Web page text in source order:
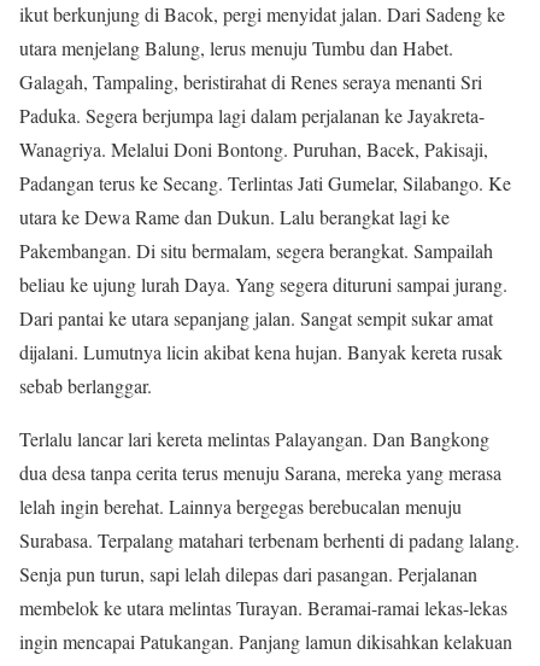
ikut berkunjung di Bacok, pergi menyidat jalan. Dari Sadeng ke
utara menjelang Balung, lerus menuju Tumbu dan Habet.
Galagah, Tampaling, beristirahat di Renes seraya menanti Sri
Paduka. Segera berjumpa lagi dalam perjalanan ke Jayakreta-
Wanagriya. Melalui Doni Bontong. Puruhan, Bacek, Pakisaji,
Padangan terus ke Secang. Terlintas Jati Gumelar, Silabango. Ke
utara ke Dewa Rame dan Dukun. Lalu berangkat lagi ke
Pakembangan. Di situ bermalam, segera berangkat. Sampailah
beliau ke ujung lurah Daya. Yang segera dituruni sampai jurang.
Dari pantai ke utara sepanjang jalan. Sangat sempit sukar amat
dijalani. Lumutnya licin akibat kena hujan. Banyak kereta rusak
sebab berlanggar.
Terlalu lancar lari kereta melintas Palayangan. Dan Bangkong
dua desa tanpa cerita terus menuju Sarana, mereka yang merasa
lelah ingin berehat. Lainnya bergegas berebucalan menuju
Surabasa. Terpalang matahari terbenam berhenti di padang lalang.
Senja pun turun, sapi lelah dilepas dari pasangan. Perjalanan
membelok ke utara melintas Turayan. Beramai-ramai lekas-lekas
ingin mencapai Patukangan. Panjang lamun dikisahkan kelakuan